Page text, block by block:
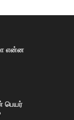
என்ன
பெயர்